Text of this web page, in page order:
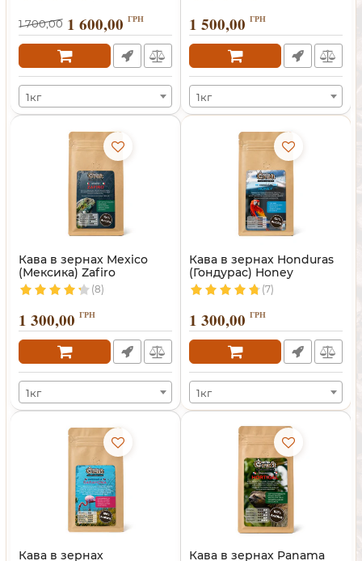
1 700,00 1 600,00 ГРН
1кг
1 500,00 ГРН
1кг
Кава в зернах Mexico
(Мексика) Zafiro
(8)
1 300,00 ГРН
1кг
Кава в зернах Honduras
(Гондурас) Honey
(7)
1 300,00 ГРН
1кг
Кава в зернах Кава в зернах Panama